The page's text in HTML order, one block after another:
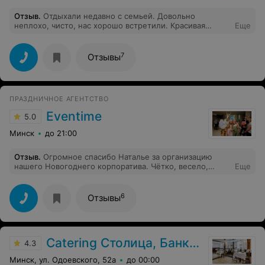
Отзыв. Отдыхали недавно с семьей. Довольно
неплохо, чисто, нас хорошо встретили. Красивая
Еще
Отзывы7
ПРАЗДНИЧНОЕ АГЕНТСТВО
5.0 Eventime
Минск до 21:00
Отзыв. Огромное спасибо Наталье за организацию
нашего Новогоднего корпоратива. Чётко, весело,
встреч!
Еще
Отзывы6
4.3 Catering Столица, Банкетный зал «Бавария»
Минск, ул. Одоевского, 52а до 00:00